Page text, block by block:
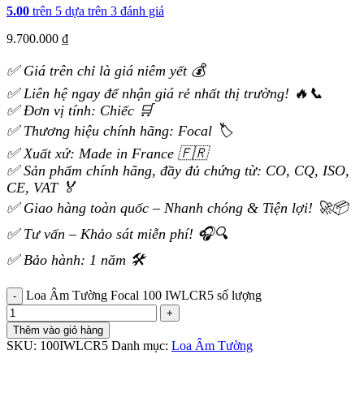
5.00 trên 5 dựa trên 3 đánh giá
9.700.000 ₫
✅ Giá trên chỉ là giá niêm yết 💰
✅ Liên hệ ngay để nhận giá rẻ nhất thị trường! 🔥📞
✅ Đơn vị tính: Chiếc 🛒
✅ Thương hiệu chính hãng: Focal 🏷️
✅ Xuất xứ: Made in France 🇫🇷
✅ Sản phẩm chính hãng, đầy đủ chứng từ: CO, CQ, ISO,
CE, VAT 🏅
✅ Giao hàng toàn quốc – Nhanh chóng & Tiện lợi! 🚀📦
✅ Tư vấn – Khảo sát miễn phí! 🎧🔍
✅ Bảo hành: 1 năm 🛠️
Loa Âm Tường Focal 100 IWLCR5 số lượng
Thêm vào giỏ hàng
SKU: 100IWLCR5 Danh mục: Loa Âm Tường